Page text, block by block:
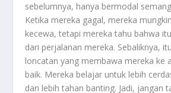
sebelumnya, hanya bermodal
Ketika mereka gagal, mereka
kecewa, tetapi mereka tahu bahwa
dari perjalanan mereka. Sebaliknya,
loncatan yang membawa mereka ke
baik. Mereka belajar untuk lebih
dan lebih tahan banting. Jadi, jangan